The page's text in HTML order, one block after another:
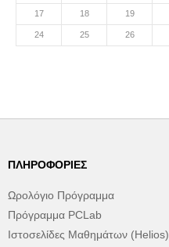
17 18 19
24 25 26
ΠΛΗΡΟΦΟΡΊΕΣ
Ωρολόγιο Πρόγραμμα
Πρόγραμμα PCLab
Ιστοσελίδες Μαθημάτων (Helios)